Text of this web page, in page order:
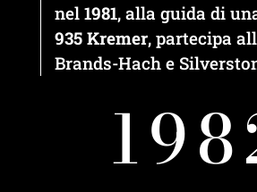
nel 1981, alla guida di
935 Kremer, partecipa
Brands-Hach e